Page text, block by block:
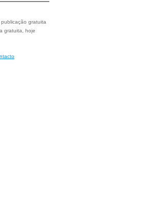
gratuita
gratuita, hoje